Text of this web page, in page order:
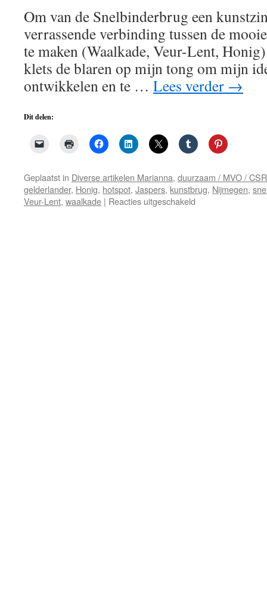
Om van de Snelbinderbrug een
verrassende verbinding tussen de
te maken (Waalkade, Veur-Lent,
klets de blaren op mijn tong om mijn
ontwikkelen en te … Lees verder →
Dit delen:
Geplaatst in Diverse artikelen Marianna, duurzaam / MVO / CSR
gelderlander, Honig, hotspot, Jaspers, kunstbrug, Nijmegen,
Veur-Lent, waalkade | Reacties uitgeschakeld